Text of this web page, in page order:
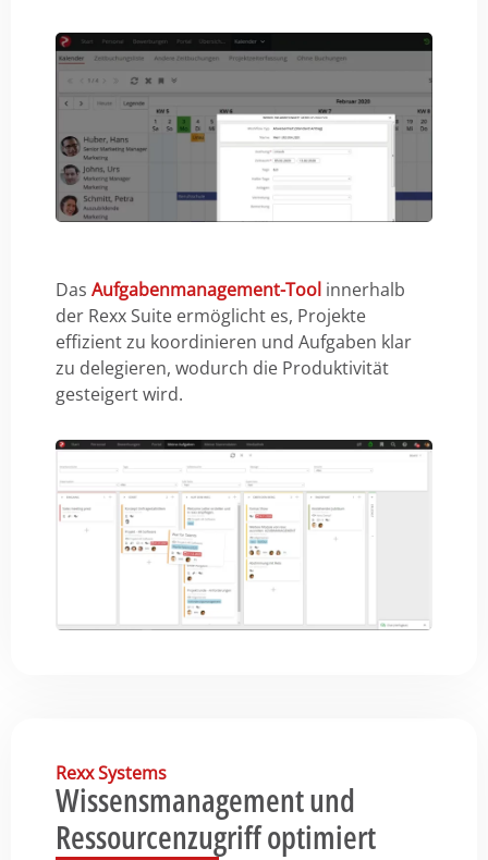
DasAufgabenmanagement-Tool innerhalb
der Rexx Suite ermöglicht es, Projekte
effizient zu koordinieren und Aufgaben klar
zu delegieren, wodurch die Produktivität
gesteigert wird.
Rexx Systems
Wissensmanagement und
Ressourcenzugriff optimiert